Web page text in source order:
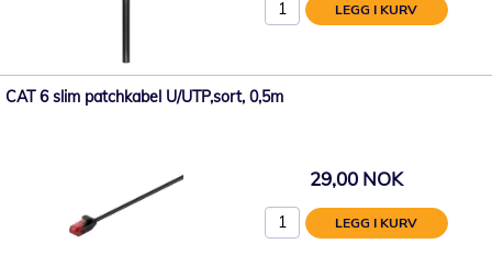
LEGG I KURV
CAT 6 slim patchkabel U/UTP,sort, 0,5m
29,00 NOK
LEGG I KURV